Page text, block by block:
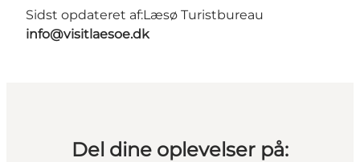
Sidst opdateret af:Læsø Turistbureau
info@visitlaesoe.dk
Del dine oplevelser på: